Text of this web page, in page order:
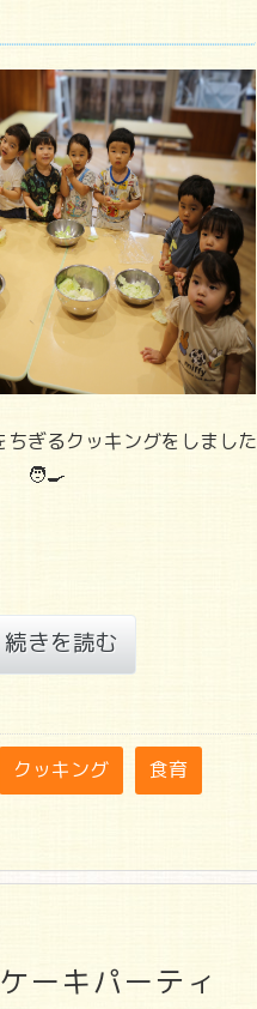
ちぎるクッキングをしました
🧑‍🍳
続きを読む
クッキング 食育
ーキパーティ